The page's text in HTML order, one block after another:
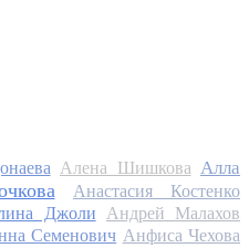
Алена Шишкова Алла
Анастасия Костенко
Джоли
Андрей Малахов
Семенович Анфиса Чехова